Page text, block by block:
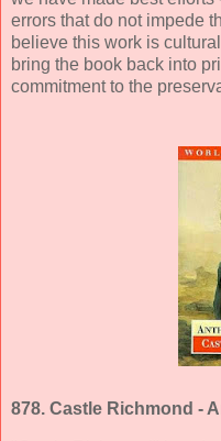
errors that do not impede
believe this work is
bring the book back into
commitment to the
878. Castle Richmond -